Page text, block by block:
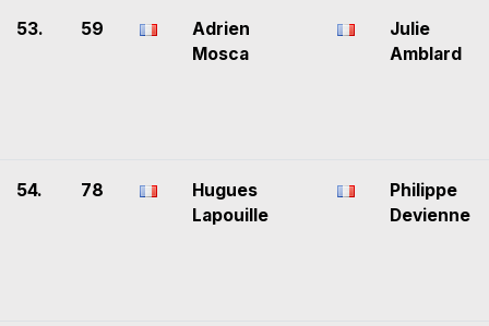
53. 59
Adrien
Mosca
Julie
Amblard
54. 78
Hugues
Lapouille
Philippe
Devienne